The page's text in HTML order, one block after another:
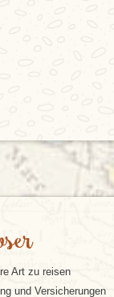
Art zu reisen
und Versicherungen